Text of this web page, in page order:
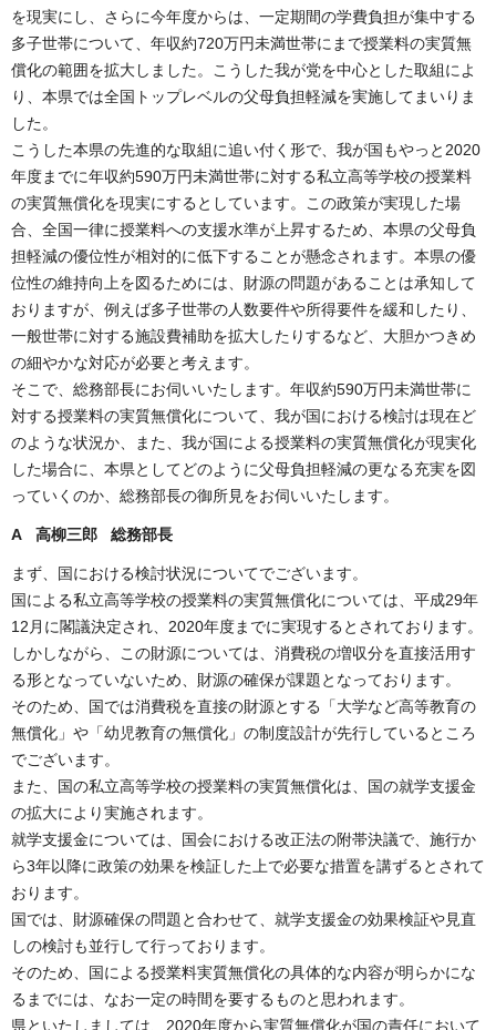
を現実にし、さらに今年度からは、一定期間の学費負担が集中する
多子世帯について、年収約720万円未満世帯にまで授業料の実質無
償化の範囲を拡大しました。こうした我が党を中心とした取組によ
り、本県では全国トップレベルの父母負担軽減を実施してまいりま
した。
こうした本県の先進的な取組に追い付く形で、我が国もやっと2020
年度までに年収約590万円未満世帯に対する私立高等学校の授業料
の実質無償化を現実にするとしています。この政策が実現した場
合、全国一律に授業料への支援水準が上昇するため、本県の父母負
担軽減の優位性が相対的に低下することが懸念されます。本県の優
位性の維持向上を図るためには、財源の問題があることは承知して
おりますが、例えば多子世帯の人数要件や所得要件を緩和したり、
一般世帯に対する施設費補助を拡大したりするなど、大胆かつきめ
の細やかな対応が必要と考えます。
そこで、総務部長にお伺いいたします。年収約590万円未満世帯に
対する授業料の実質無償化について、我が国における検討は現在ど
のような状況か、また、我が国による授業料の実質無償化が現実化
した場合に、本県としてどのように父母負担軽減の更なる充実を図
っていくのか、総務部長の御所見をお伺いいたします。
A 高柳三郎 総務部長
まず、国における検討状況についてでございます。
国による私立高等学校の授業料の実質無償化については、平成29年
12月に閣議決定され、2020年度までに実現するとされております。
しかしながら、この財源については、消費税の増収分を直接活用す
る形となっていないため、財源の確保が課題となっております。
そのため、国では消費税を直接の財源とする「大学など高等教育の
無償化」や「幼児教育の無償化」の制度設計が先行しているところ
でございます。
また、国の私立高等学校の授業料の実質無償化は、国の就学支援金
の拡大により実施されます。
就学支援金については、国会における改正法の附帯決議で、施行か
ら3年以降に政策の効果を検証した上で必要な措置を講ずるとされて
おります。
国では、財源確保の問題と合わせて、就学支援金の効果検証や見直
しの検討も並行して行っております。
そのため、国による授業料実質無償化の具体的な内容が明らかにな
るまでには、なお一定の時間を要するものと思われます。
県といたしましては、2020年度から実質無償化が国の責任において